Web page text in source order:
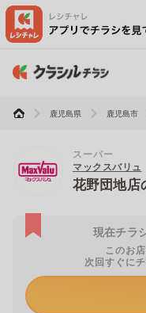
鹿児島県 鹿児島市
スーパー
マックスバリュ
花野団地店
現在チラ
このお
次回すぐに